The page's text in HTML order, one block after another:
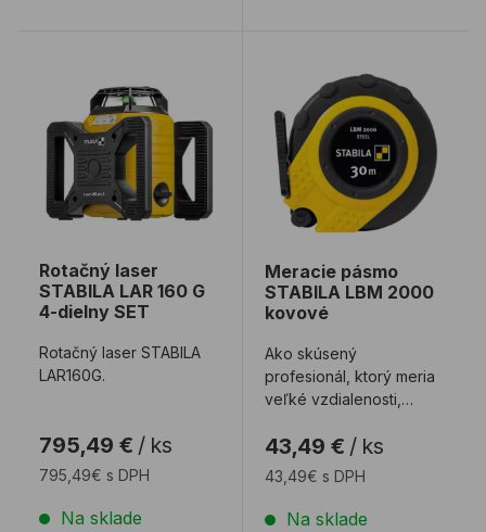
Rotačný laser
STABILA LAR 160 G
4-dielny SET
Rotačný laser STABILA
LAR160G.
795,49 € / ks
795,49€ s DPH
Na sklade
Meracie pásmo
STABILA LBM 2000
kovové
Ako skúsený
profesionál, ktorý meria
veľké vzdialenosti,
meter, ktorý túto výz ...
43,49 € / ks
43,49€ s DPH
Na sklade